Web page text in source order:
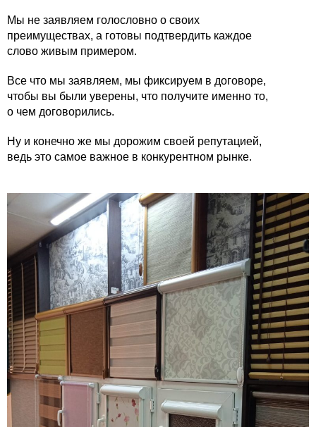
Мы не заявляем голословно о своих
преимуществах, а готовы подтвердить каждое
слово живым примером.
Все что мы заявляем, мы фиксируем в договоре,
чтобы вы были уверены, что получите именно то,
о чем договорились.
Ну и конечно же мы дорожим своей репутацией,
ведь это самое важное в конкурентном рынке.